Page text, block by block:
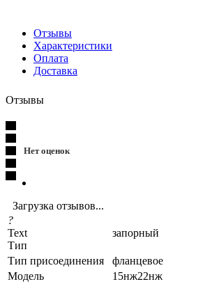
Отзывы
Характеристики
Оплата
Доставка
Отзывы
Нет оценок
Загрузка отзывов...
?
Text
Тип
запорный
Тип присоединения
фланцевое
Модель
15нж22нж